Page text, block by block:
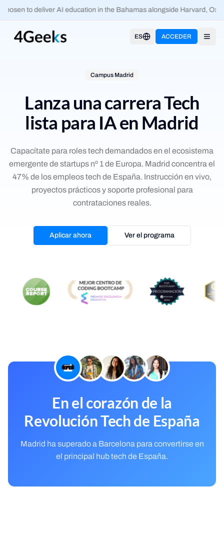
to deliver AI education in the Bahamas alongside Harvard,
ES ACCEDER
Campus Madrid
Lanza una carrera Tech
lista para IA en Madrid
Capacítate para roles tech demandados en el ecosistema
emergente de startups nº 1 de Europa. Madrid concentra el
47% de los empleos tech de España. Instrucción en vivo,
proyectos prácticos y soporte profesional para
contrataciones reales.
Aplicar ahora Ver el programa
En el corazón de la
Revolución Tech de España
Madrid ha superado a Barcelona para convertirse en
el principal hub tech de España.